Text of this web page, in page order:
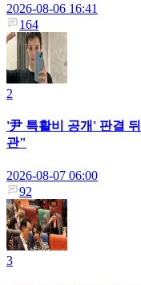
2026-08-06 16:41
164
2
'尹 특활비 공개' 판결
관"
2026-08-07 06:00
92
3